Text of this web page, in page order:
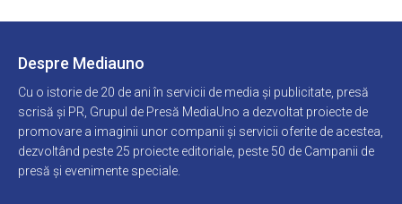
Despre Mediauno
Cu o istorie de 20 de ani în servicii de media și publicitate, presă
scrisă și PR, Grupul de Presă MediaUno a dezvoltat proiecte de
promovare a imaginii unor companii și servicii oferite de acestea,
dezvoltând peste 25 proiecte editoriale, peste 50 de Campanii de
presă și evenimente speciale.